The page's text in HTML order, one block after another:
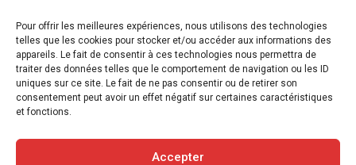
Pour offrir les meilleures expériences, nous utilisons des technologies
telles que les cookies pour stocker et/ou accéder aux informations des
appareils. Le fait de consentir à ces technologies nous permettra de
traiter des données telles que le comportement de navigation ou les ID
uniques sur ce site. Le fait de ne pas consentir ou de retirer son
consentement peut avoir un effet négatif sur certaines caractéristiques
et fonctions.
Accepter
Ce que “La Baleine et le musicien” nous
apprend sur la présence au vivant
16 juillet 2026